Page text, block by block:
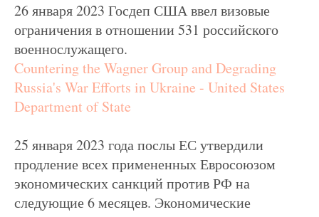
26 января 2023 Госдеп США ввел визовые
ограничения в отношении 531 российского
военнослужащего.
Countering the Wagner Group and Degrading
Russia's War Efforts in Ukraine - United States
Department of State
25 января 2023 года послы ЕС утвердили
продление всех примененных Евросоюзом
экономических санкций против РФ на
следующие 6 месяцев. Экономические